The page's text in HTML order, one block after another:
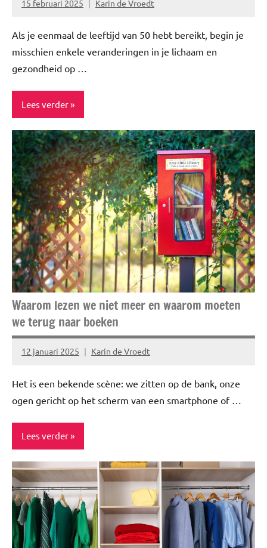
15 februari 2025 Karin de Vroedt
Geen
Als je eenmaal de leeftijd van 50 hebt bereikt, begin je
misschien enkele veranderingen in je lichaam en
gezondheid op …
Lees verder
Beauty
Ervaringsverhalen
Gezond
leven
Healthy
Niet
gecategoriseerd
Waarom lezen we niet meer en waarom moeten
we terug naar boeken
12 januari 2025 Karin de Vroedt
Geen
Het is een bekende scène: we zitten op de bank, onze
ogen gericht op het scherm van een smartphone of …
Lees verder
Blog
Gezond
leven
Healthy